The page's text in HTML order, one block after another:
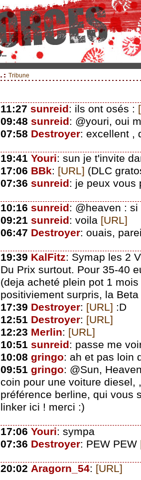
Tribune
11:27 sunreid: ils ont osés :
09:48 sunreid: @youri, oui
07:58 Destroyer: excellent ,
19:41 Youri: sun je t'invite
17:06 BBk: [URL] (DLC
07:36 sunreid: je peux
10:16 sunreid: @heaven :
09:21 sunreid: voila [URL]
06:47 Destroyer: ouais,
19:39 KalFitz: Symap les 2
Du Prix surtout. Pour 35-40
(deja acheté plein pot 1
positiviement surpris, la
17:39 Destroyer: [URL] :D
12:51 Destroyer: [URL]
12:23 Merlin: [URL]
10:51 sunreid: passe me
10:08 gringo: ah et pas loin
09:51 gringo: @Sun,
coin pour une voiture diesel,
préférence berline, qui vous
linker ici ! merci :)
17:06 Youri: sympa
07:36 Destroyer: PEW PEW
20:02 Aragorn_54: [URL]